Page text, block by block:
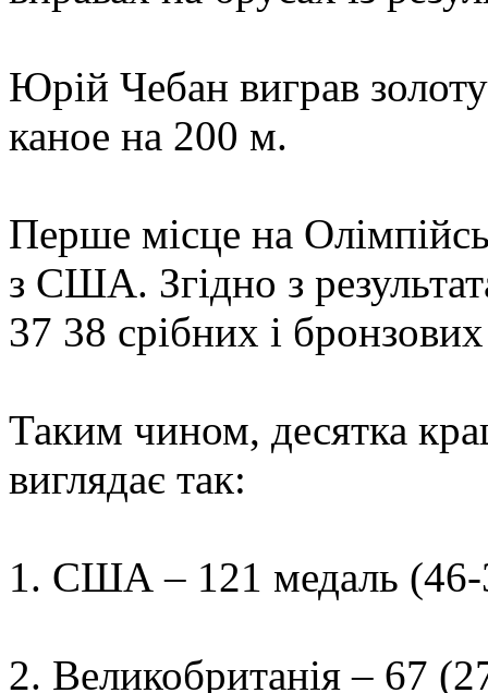
Юрій Чебан виграв
каное на 200 м.
Перше місце на
з США. Згідно з
37 38 срібних і
Таким чином, десятка
виглядає так:
1. США – 121 медаль
2. Великобританія – 67